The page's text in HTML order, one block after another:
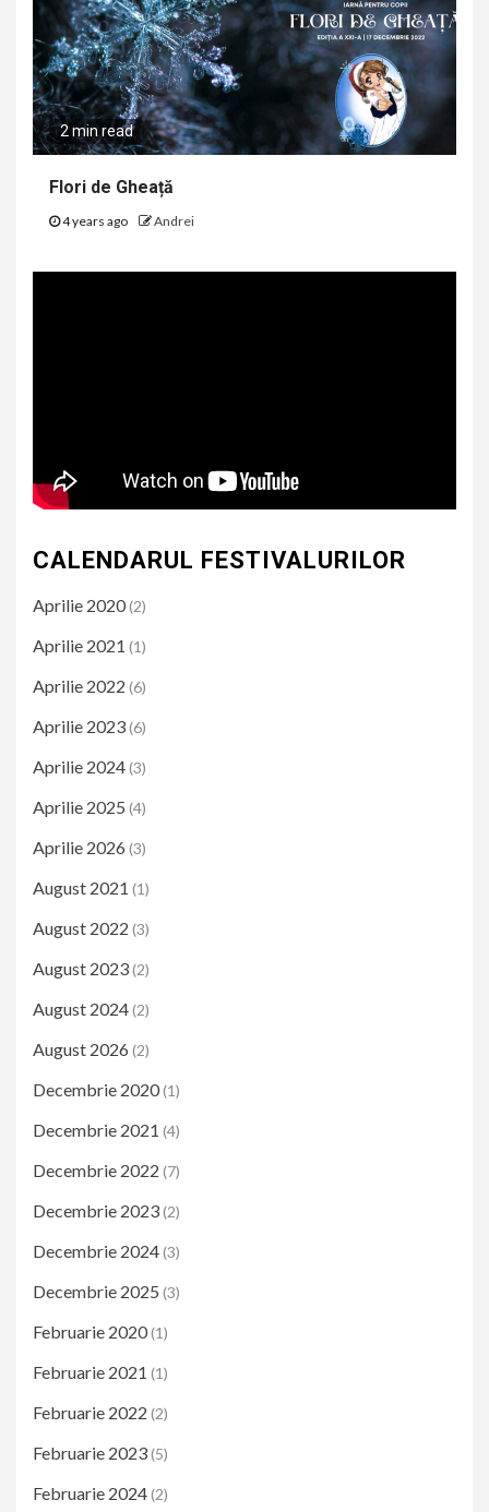
2 min read
Flori de Gheață
4 years ago Andrei
CALENDARUL FESTIVALURILOR
Aprilie 2020(2)
Aprilie 2021 (1)
Aprilie 2022 (6)
Aprilie 2023(6)
Aprilie 2024(3)
Aprilie 2025 (4)
Aprilie 2026 (3)
August 2021 (1)
August 2022 (3)
August 2023(2)
August 2024(2)
August 2026 (2)
Decembrie 2020(1)
Decembrie 2021 (4)
Decembrie 2022 (7)
Decembrie 2023(2)
Decembrie 2024(3)
Decembrie 2025 (3)
Februarie 2020(1)
Februarie 2021 (1)
Februarie 2022 (2)
Februarie 2023(5)
Februarie 2024(2)